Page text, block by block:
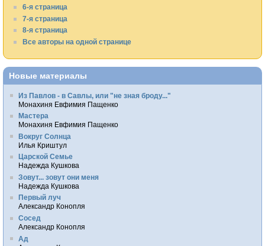
6-я страница
7-я страница
8-я страница
Все авторы на одной странице
Новые материалы
Из Павлов - в Савлы, или "не зная броду..."
Монахиня Евфимия Пащенко
Мастера
Монахиня Евфимия Пащенко
Вокруг Солнца
Илья Криштул
Царской Семье
Надежда Кушкова
Зовут... зовут они меня
Надежда Кушкова
Первый луч
Александр Конопля
Сосед
Александр Конопля
Ад